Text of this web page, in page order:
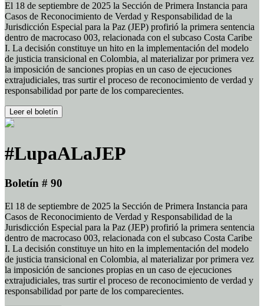
El 18 de septiembre de 2025 la Sección de Primera Instancia para
Casos de Reconocimiento de Verdad y Responsabilidad de la
Jurisdicción Especial para la Paz (JEP) profirió la primera sentencia
dentro de macrocaso 003, relacionada con el subcaso Costa Caribe
I. La decisión constituye un hito en la implementación del modelo
de justicia transicional en Colombia, al materializar por primera vez
la imposición de sanciones propias en un caso de ejecuciones
extrajudiciales, tras surtir el proceso de reconocimiento de verdad y
responsabilidad por parte de los comparecientes.
Leer el boletín
#LupaALaJEP
Boletín # 90
El 18 de septiembre de 2025 la Sección de Primera Instancia para
Casos de Reconocimiento de Verdad y Responsabilidad de la
Jurisdicción Especial para la Paz (JEP) profirió la primera sentencia
dentro de macrocaso 003, relacionada con el subcaso Costa Caribe
I. La decisión constituye un hito en la implementación del modelo
de justicia transicional en Colombia, al materializar por primera vez
la imposición de sanciones propias en un caso de ejecuciones
extrajudiciales, tras surtir el proceso de reconocimiento de verdad y
responsabilidad por parte de los comparecientes.